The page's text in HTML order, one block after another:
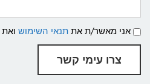
תנאי
שימוש
ומדיניות
פרטיות
אני מאשר/ת את תנאי השימוש ואת
צרו עימי קשר